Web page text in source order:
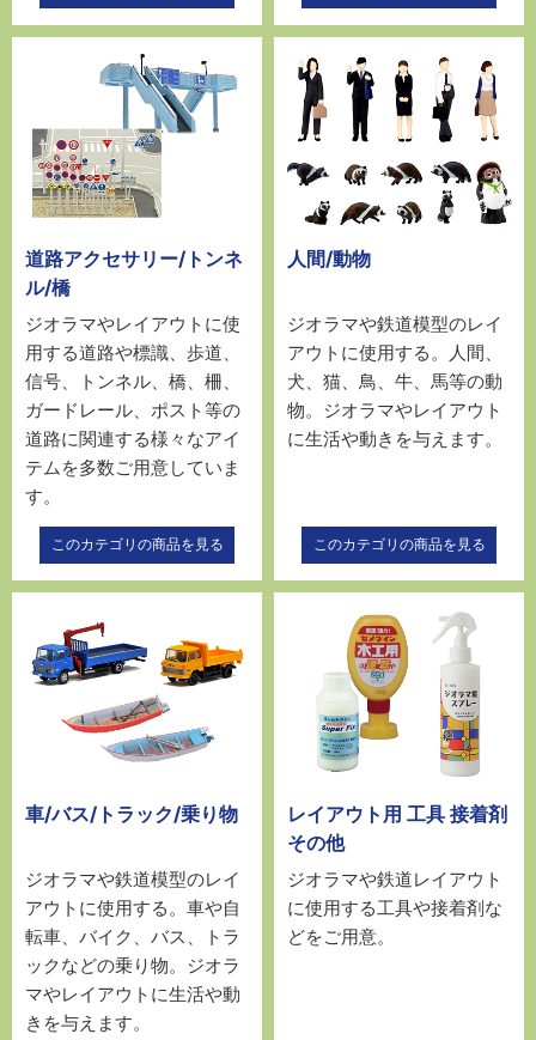
道路アクセサリー/トンネ
ル/橋
ジオラマやレイアウトに使
用する道路や標識、歩道、
信号、トンネル、橋、柵、
ガードレール、ポスト等の
道路に関連する様々なアイ
テムを多数ご用意していま
す。
このカテゴリの商品を見る
人間/動物
ジオラマや鉄道模型のレイ
アウトに使用する。人間、
犬、猫、鳥、牛、馬等の動
物。ジオラマやレイアウト
に生活や動きを与えます。
このカテゴリの商品を見る
車/バス/トラック/乗り物
ジオラマや鉄道模型のレイ
アウトに使用する。車や自
転車、バイク、バス、トラ
ックなどの乗り物。ジオラ
マやレイアウトに生活や動
きを与えます。
レイアウト用 工具 接着剤
その他
ジオラマや鉄道レイアウト
に使用する工具や接着剤な
どをご用意。